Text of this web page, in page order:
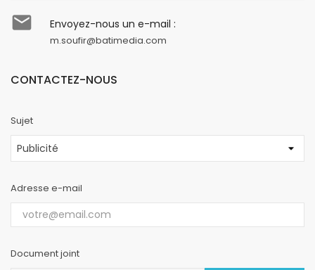
 Envoyez-nous un e-mail :
m.soufir@batimedia.com
CONTACTEZ-NOUS
Sujet
Adresse e-mail
Document joint